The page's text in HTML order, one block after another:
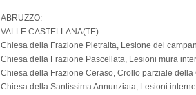
ABRUZZO:
VALLE CASTELLANA(TE):
Chiesa della Frazione Pietralta, Lesione del
Chiesa della Frazione Pascellata, Lesioni mura
Chiesa della Frazione Ceraso, Crollo parziale
Chiesa della Santissima Annunziata, Lesioni